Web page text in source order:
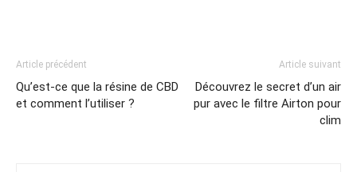
Article précédent
Qu’est-ce que la résine de CBD
et comment l’utiliser ?
Article suivant
Découvrez le secret d’un air
pur avec le filtre Airton pour
clim